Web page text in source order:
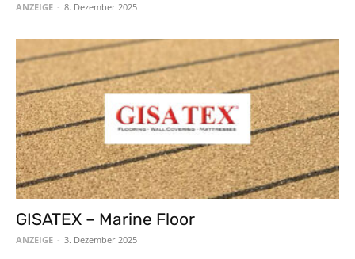
ANZEIGE - 8. Dezember 2025
GISATEX – Marine Floor
ANZEIGE - 3. Dezember 2025